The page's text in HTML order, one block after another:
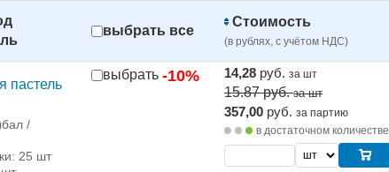
выбрать все
Стоимость
(в рублях, с учётом НДС)
пастель
/
25 шт
-10%
выбрать 14,28 руб. за шт
15.87руб. за шт
357,00 руб. за партию
в достаточном количестве